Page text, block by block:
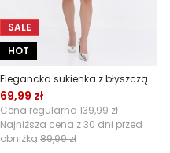
SALE
HOT
Elegancka sukienka z błyszczącą nitką
69,99 zł
Cena regularna 139,99 zł
Najniższa cena z 30 dni przed
obniżką 89,99 zł